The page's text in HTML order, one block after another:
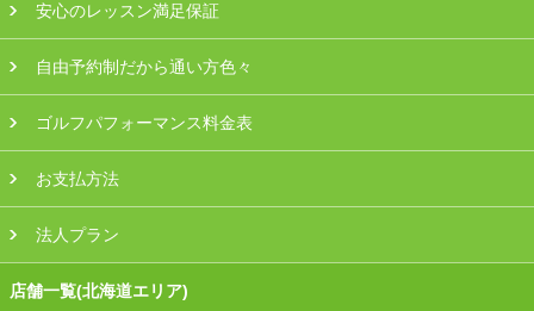
安心のレッスン満足保証
自由予約制だから通い方色々
ゴルフパフォーマンス料金表
お支払方法
法人プラン
店舗一覧(北海道エリア)